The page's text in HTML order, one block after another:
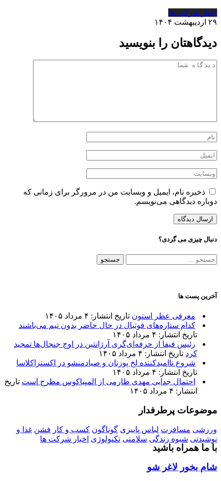
اخبار شرکت ها
۲۹ اردیبهشت ۱۴۰۴
دیدگاهتان را بنویسید
ذخیره نام، ایمیل و وبسایت من در مرورگر برای زمانی که
دوباره دیدگاهی می‌نویسم.
دنبال چیزی می گردی؟
جستجو
آخرین پست ها
معرفی عطر استون تاریخ انتشار: ۴ مرداد ۱۴۰۵
کدام ستاره‌های فوتبال در حال حاضر بدون تیم می‌باشند
تاریخ انتشار: ۴ مرداد ۱۴۰۵
رئیس فیفا از حرفه‌ای‌گری آرژانتین در اوج جنجال‌ها تمجید
کرد تاریخ انتشار: ۴ مرداد ۱۴۰۵
شروع ناامیدکننده لخ پوزنان و صیادمنشو در اکستراکلاسا
تاریخ انتشار: ۴ مرداد ۱۴۰۵
احتمال جدایی مهدی طارمی از المپیاکوس مطرح است تاریخ
انتشار: ۴ مرداد ۱۴۰۵
موضوعات پرطرفدار
ورزشی مسافرت لباس پاییزی گوناگون کسب و کار فشن غذا و
نوشیدنی شیوه زندگی سلامتی تکنولوژی اخبار شرکت ها
با ما همراه باشید
شام بخور لاغر شو